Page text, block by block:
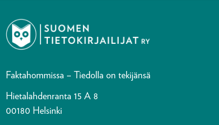
Faktahommissa – Tiedolla on tekijänsä
Hietalahdenranta 15 A 8
00180 Helsinki